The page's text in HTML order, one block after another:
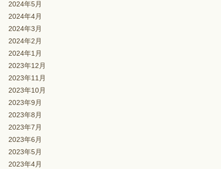
2024年5月
2024年4月
2024年3月
2024年2月
2024年1月
2023年12月
2023年11月
2023年10月
2023年9月
2023年8月
2023年7月
2023年6月
2023年5月
2023年4月